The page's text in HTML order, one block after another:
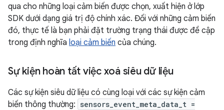
qua cho những loại cảm biến được chọn, xuất hiện ở lớp
SDK dưới dạng giá trị độ chính xác. Đối với những cảm biến
đó, thực tế là bạn phải đặt trường trạng thái được đề cập
trong định nghĩa loại cảm biến của chúng.
Sự kiện hoàn tất việc xoá siêu dữ liệu
Các sự kiện siêu dữ liệu có cùng loại với các sự kiện cảm
biến thông thường: sensors_event_meta_data_t =